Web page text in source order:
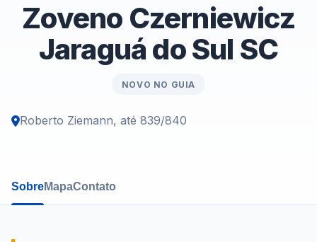
Zoveno Czerniewicz
Jaraguá do Sul SC
NOVO NO GUIA
Roberto Ziemann, até 839/840
SobreMapaContato